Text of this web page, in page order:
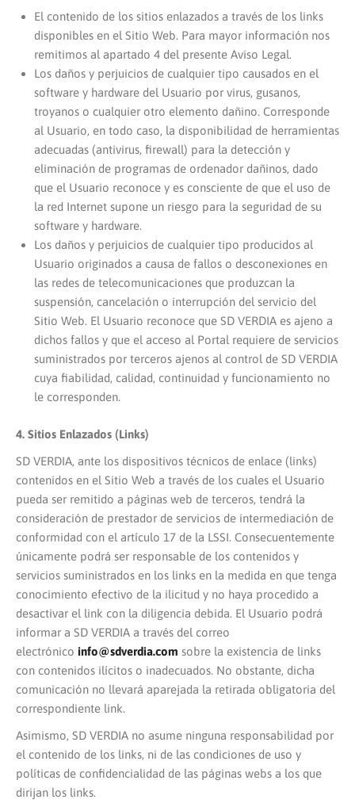
El contenido de los sitios enlazados a través de los links
disponibles en el Sitio Web. Para mayor información nos
remitimos al apartado 4 del presente Aviso Legal.
Los daños y perjuicios de cualquier tipo causados en el
software y hardware del Usuario por virus, gusanos,
troyanos o cualquier otro elemento dañino. Corresponde
al Usuario, en todo caso, la disponibilidad de herramientas
adecuadas (antivirus, firewall) para la detección y
eliminación de programas de ordenador dañinos, dado
que el Usuario reconoce y es consciente de que el uso de
la red Internet supone un riesgo para la seguridad de su
software y hardware.
Los daños y perjuicios de cualquier tipo producidos al
Usuario originados a causa de fallos o desconexiones en
las redes de telecomunicaciones que produzcan la
suspensión, cancelación o interrupción del servicio del
Sitio Web. El Usuario reconoce que SD VERDIA es ajeno a
dichos fallos y que el acceso al Portal requiere de servicios
suministrados por terceros ajenos al control de SD VERDIA
cuya fiabilidad, calidad, continuidad y funcionamiento no
le corresponden.
4. Sitios Enlazados (Links)
SD VERDIA, ante los dispositivos técnicos de enlace (links)
contenidos en el Sitio Web a través de los cuales el Usuario
pueda ser remitido a páginas web de terceros, tendrá la
consideración de prestador de servicios de intermediación de
conformidad con el artículo 17 de la LSSI. Consecuentemente
únicamente podrá ser responsable de los contenidos y
servicios suministrados en los links en la medida en que tenga
conocimiento efectivo de la ilicitud y no haya procedido a
desactivar el link con la diligencia debida. El Usuario podrá
informar a SD VERDIA a través del correo
electrónico info@sdverdia.com sobre la existencia de links
con contenidos ilícitos o inadecuados. No obstante, dicha
comunicación no llevará aparejada la retirada obligatoria del
correspondiente link.
Asimismo, SD VERDIA no asume ninguna responsabilidad por
el contenido de los links, ni de las condiciones de uso y
políticas de confidencialidad de las páginas webs a los que
dirijan los links.